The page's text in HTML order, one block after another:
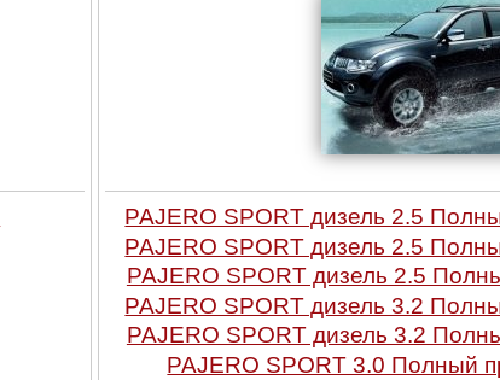
PAJERO SPORT дизель 2.5
PAJERO SPORT дизель 2.5
PAJERO SPORT дизель 2.5
PAJERO SPORT дизель 3.2
PAJERO SPORT дизель 3.2
PAJERO SPORT 3.0 Полный